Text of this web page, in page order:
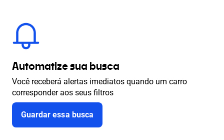
Automatize sua busca
Você receberá alertas imediatos quando um carro
corresponder aos seus filtros
Guardar essa busca